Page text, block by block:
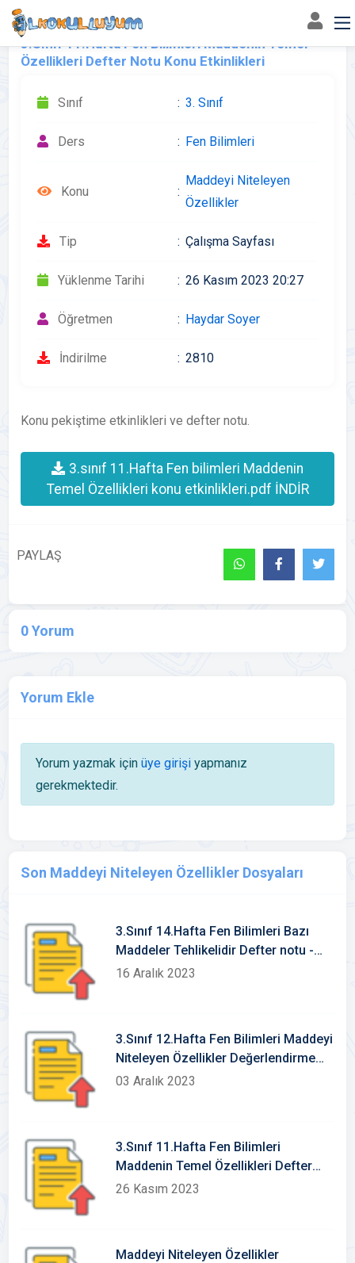
3.Sınıf 11.Hafta Fen Bilimleri Maddenin Temel
Özellikleri Defter Notu Konu Etkinlikleri
Sınıf 3. Sınıf
Ders Fen Bilimleri
Konu
Maddeyi Niteleyen
Özellikler
Tip Çalışma Sayfası
Yüklenme Tarihi 26 Kasım 2023 20:27
Öğretmen Haydar Soyer
İndirilme 2810
Konu pekiştime etkinlikleri ve defter notu.
3.sınıf 11.Hafta Fen bilimleri Maddenin
Temel Özellikleri konu etkinlikleri.pdf İNDİR
PAYLAŞ
0 Yorum
Yorum Ekle
Yorum yazmak için üye girişiyapmanız
gerekmektedir.
Son Maddeyi Niteleyen Özellikler Dosyaları
3.Sınıf 14.Hafta Fen Bilimleri Bazı
Maddeler Tehlikelidir Defter notu -
Konu etkinlikleri
16 Aralık 2023
3.Sınıf 12.Hafta Fen Bilimleri Maddeyi
Niteleyen Özellikler Değerlendirme
Çalışması
03 Aralık 2023
3.Sınıf 11.Hafta Fen Bilimleri
Maddenin Temel Özellikleri Defter
Notu Konu Etkinlikleri
26 Kasım 2023
Maddeyi Niteleyen Özellikler